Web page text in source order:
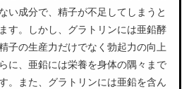
い成分で、精子が不足してしまうと
す。しかし、グラトリンには亜鉛酵
子の生産力だけでなく勃起力の向上
に、亜鉛には栄養を身体の隅々まで
。また、グラトリンには亜鉛を含ん